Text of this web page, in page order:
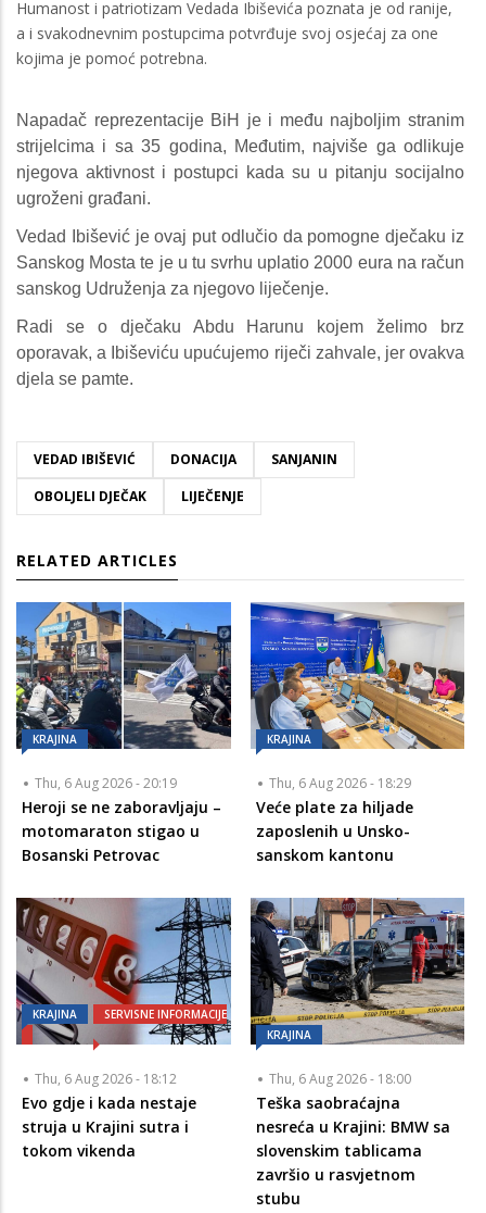
Humanost i patriotizam Vedada Ibiševića poznata je od ranije,
a i svakodnevnim postupcima potvrđuje svoj osjećaj za one
kojima je pomoć potrebna.
Napadač reprezentacije BiH je i među najboljim stranim
strijelcima i sa 35 godina, Međutim, najviše ga odlikuje
njegova aktivnost i postupci kada su u pitanju socijalno
ugroženi građani.
Vedad Ibišević je ovaj put odlučio da pomogne dječaku iz
Sanskog Mosta te je u tu svrhu uplatio 2000 eura na račun
sanskog Udruženja za njegovo liječenje.
Radi se o dječaku Abdu Harunu kojem želimo brz
oporavak, a Ibiševiću upućujemo riječi zahvale, jer ovakva
djela se pamte.
VEDAD IBIŠEVIĆ DONACIJA
SANJANIN
OBOLJELI DJEČAK
LIJEČENJE
RELATED ARTICLES
KRAJINA
Thu, 6 Aug 2026 - 20:19
Heroji se ne zaboravljaju –
motomaraton stigao u
Bosanski Petrovac
KRAJINA
Thu, 6 Aug 2026 - 18:29
Veće plate za hiljade
zaposlenih u Unsko-
sanskom kantonu
KRAJINA SERVISNE INFORMACIJE
Thu, 6 Aug 2026 - 18:12
Evo gdje i kada nestaje
struja u Krajini sutra i
tokom vikenda
KRAJINA
Thu, 6 Aug 2026 - 18:00
Teška saobraćajna
nesreća u Krajini: BMW sa
slovenskim tablicama
završio u rasvjetnom
stubu